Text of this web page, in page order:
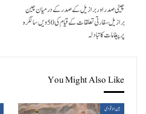
چینی صدر اور برازیل کے صدر کے درمیان چین
برازیل سفارتی تعلقات کے قیام کی 50 ویں سالگرہ
پر پیغامات کا تبادلہ
You Might Also Like
بین الاقوامی